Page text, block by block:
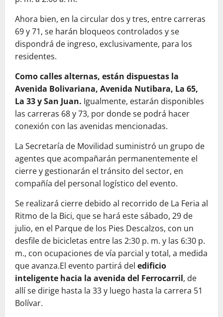
Ahora bien, en la circular dos y tres, entre carreras
69 y 71, se harán bloqueos controlados y se
dispondrá de ingreso, exclusivamente, para los
residentes.
Como calles alternas, están dispuestas la
Avenida Bolivariana, Avenida Nutibara, La 65,
La 33 y San Juan. Igualmente, estarán disponibles
las carreras 68 y 73, por donde se podrá hacer
conexión con las avenidas mencionadas.
La Secretaría de Movilidad suministró un grupo de
agentes que acompañarán permanentemente el
cierre y gestionarán el tránsito del sector, en
compañía del personal logístico del evento.
Se realizará cierre debido al recorrido de La Feria al
Ritmo de la Bici, que se hará este sábado, 29 de
julio, en el Parque de los Pies Descalzos, con un
desfile de bicicletas entre las 2:30 p. m. y las 6:30 p.
m., con ocupaciones de vía parcial y total, a medida
que avanza.El evento partirá del edificio
inteligente hacia la avenida del Ferrocarril, de
allí se dirige hasta la 33 y luego hasta la carrera 51
Bolívar.